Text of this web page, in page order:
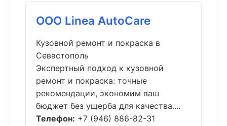
ООО Linea AutoCare
Кузовной ремонт и покраска в
Севастополь
Экспертный подход к кузовной
ремонт и покраска: точные
рекомендации, экономим ваш
бюджет без ущерба для качества....
Телефон: +7 (946) 886-82-31